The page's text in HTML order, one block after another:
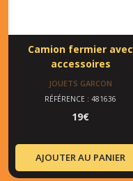
Camion fermier avec
accessoires
JOUETS GARCON
RÉFÉRENCE : 481636
19€
AJOUTER AU PANIER